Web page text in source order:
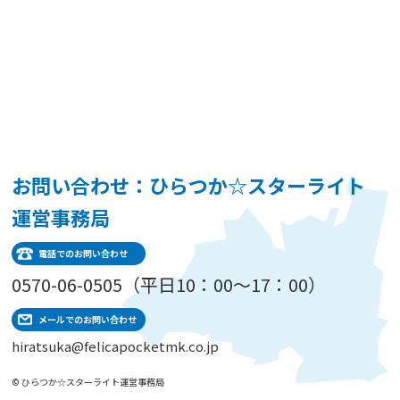
お問い合わせ：ひらつか☆スターライト
運営事務局
電話でのお問い合わせ
0570-06-0505（平日10：00～17：00）
メールでのお問い合わせ
hiratsuka@felicapocketmk.co.jp
© ひらつか☆スターライト運営事務局